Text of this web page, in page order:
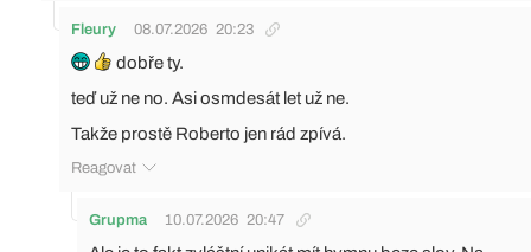
Fleury 08.07.2026 20:23
dobře ty.
teď už ne no. Asi osmdesát let už ne.
Takže prostě Roberto jen rád zpívá.
Reagovat
Grupma 10.07.2026 20:47